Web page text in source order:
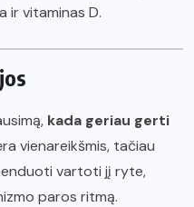
ir vitaminas D.
kada geriau gerti
vienareikšmis, tačiau
vartoti jį ryte,
paros ritmą.